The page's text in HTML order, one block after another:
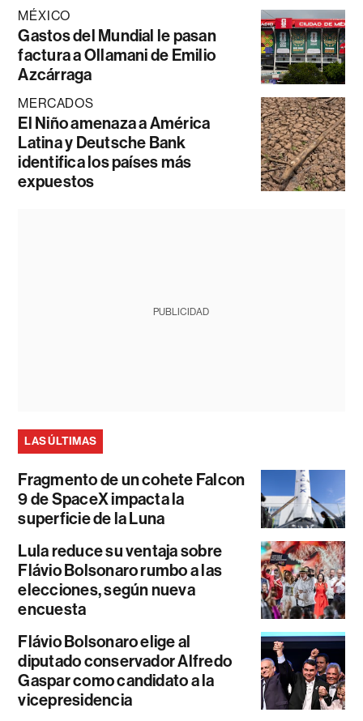
MÉXICO
Gastos del Mundial le pasan
factura a Ollamani de Emilio
Azcárraga
MERCADOS
El Niño amenaza a América
Latina y Deutsche Bank
identifica los países más
expuestos
PUBLICIDAD
LAS ÚLTIMAS
Fragmento de un cohete Falcon
9 de SpaceX impacta la
superficie de la Luna
Lula reduce su ventaja sobre
Flávio Bolsonaro rumbo a las
elecciones, según nueva
encuesta
Flávio Bolsonaro elige al
diputado conservador Alfredo
Gaspar como candidato a la
vicepresidencia